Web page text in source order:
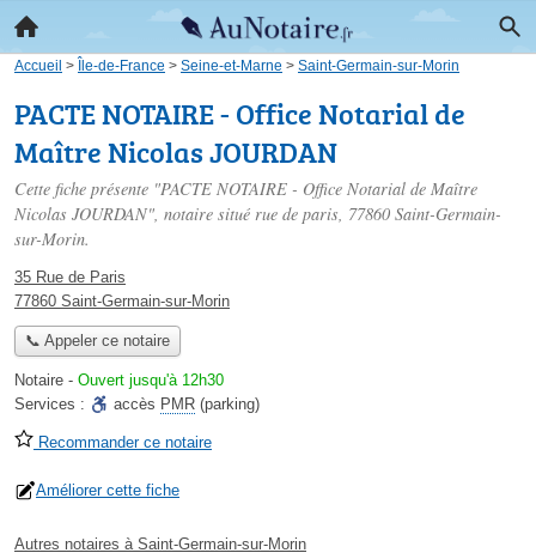
Accueil > Île-de-France > Seine-et-Marne > Saint-Germain-sur-Morin
PACTE NOTAIRE - Office Notarial de
Maître Nicolas JOURDAN
Cette fiche présente "PACTE NOTAIRE - Office Notarial de Maître
Nicolas JOURDAN", notaire situé rue de paris, 77860 Saint-Germain-
sur-Morin.
35 Rue de Paris
77860 Saint-Germain-sur-Morin
📞 Appeler ce notaire
Notaire - Ouvert jusqu'à 12h30
Services :
accès PMR (parking)
Recommander ce notaire
Améliorer cette fiche
Autres notaires à Saint-Germain-sur-Morin